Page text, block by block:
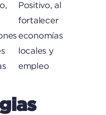
Positivo, al
fortalecer
economías
locales y
empleo